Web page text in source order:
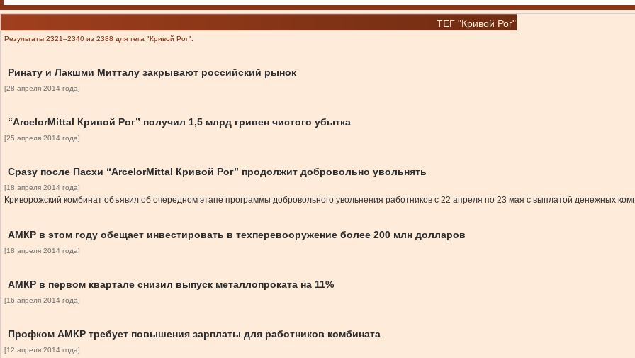
ТЕГ "Кривой Рог"
Результаты 2321–2340 из 2388 для тега "Кривой Рог".
Ринату и Лакшми Митталу закрывают российский рынок
[28 апреля 2014 года]
“ArcelorMittal Кривой Рог” получил 1,5 млрд гривен чистого убытка
[25 апреля 2014 года]
Сразу после Пасхи “ArcelorMittal Кривой Рог” продолжит добровольно увольнять
[18 апреля 2014 года]
Криворожский комбинат объявил об очередном этапе программы добровольного увольнения работников с 22 апреля по 23 мая с выплатой денежных
АМКР в этом году обещает инвестировать в техперевооружение более 200 млн долларов
[18 апреля 2014 года]
АМКР в первом квартале снизил выпуск металлопроката на 11%
[16 апреля 2014 года]
Профком АМКР требует повышения зарплаты для работников комбината
[12 апреля 2014 года]